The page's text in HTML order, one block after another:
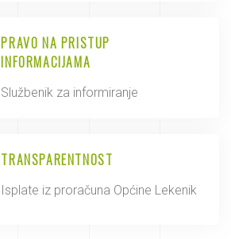
PRAVO NA PRISTUP
INFORMACIJAMA
Službenik za informiranje
TRANSPARENTNOST
Isplate iz proračuna Općine Lekenik